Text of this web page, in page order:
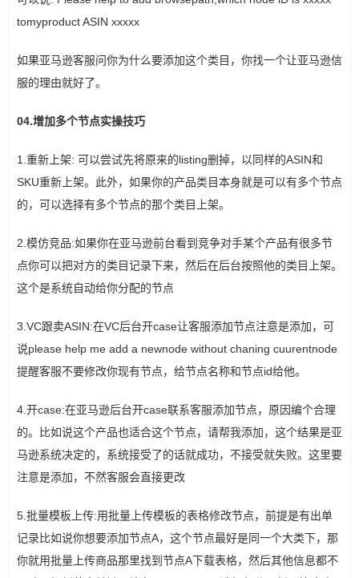
tomyproduct ASIN xxxxx
如果亚马逊客服问你为什么要添加这个类目，你找一个让亚马逊信
服的理由就好了。
04.增加多个节点实操技巧
1.重新上架: 可以尝试先将原来的listing删掉，以同样的ASIN和
SKU重新上架。此外，如果你的产品类目本身就是可以有多个节点
的，可以选择有多个节点的那个类目上架。
2.模仿竞品:如果你在亚马逊前台看到竞争对手某个产品有很多节
点你可以把对方的类目记录下来，然后在后台按照他的类目上架。
这个是系统自动给你分配的节点
3.VC跟卖ASIN:在VC后台开case让客服添加节点注意是添加，可
说please help me add a newnode without chaning cuurentnode
提醒客服不要修改你现有节点，给节点名称和节点id给他。
4.开case:在亚马逊后台开case联系客服添加节点，原因编个合理
的。比如说这个产品也适合这个节点，请帮我添加，这个结果是亚
马逊系统决定的，系统接受了的话就成功，不接受就失败。这里要
注意是添加，不然客服会直接更改
5.批量模板上传:用批量上传模板的表格修改节点，前提是有出单
记录比如说你想要添加节点A，这个节点最好是同一个大类下，那
你就用批量上传商品那里找到节点A下载表格，然后其他信息都不